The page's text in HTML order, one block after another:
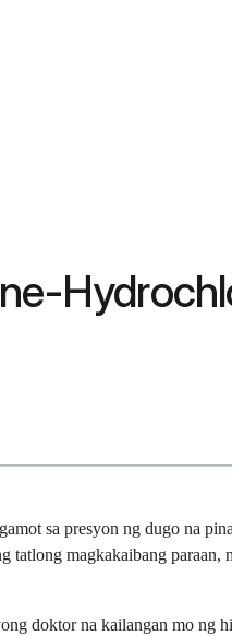
sa presyon ng dugo na
tatlong magkakaibang
doktor na kailangan mo ng